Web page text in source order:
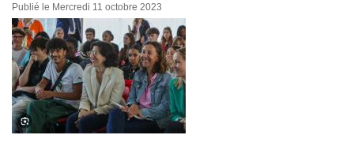
Publié le Mercredi 11 octobre 2023